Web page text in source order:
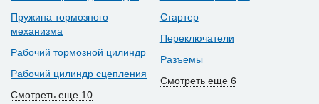
Пружина тормозного
механизма
Рабочий тормозной цилиндр
Рабочий цилиндр сцепления
Смотреть еще 10
Стартер
Переключатели
Разъемы
Смотреть еще 6